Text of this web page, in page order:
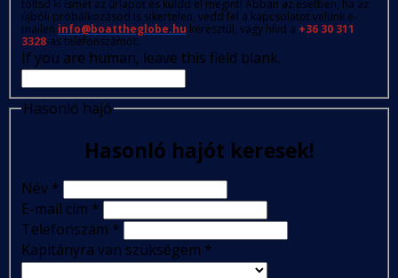
töltsd ki ismét az űrlapot és küldd el megint! Abban az esetben, ha az
újbóli próbálkozásod is sikertelen, vedd fel a kapcsolatot velünk e-
mailen info@boattheglobe.hu keresztül, vagy hívd a +36 30 311
3328-as telefonszámot.
If you are human, leave this field blank.
Hasonló hajó
Hasonló hajót keresek!
Név *
E-mail cím *
Telefonszám *
Kapitányra van szükségem *